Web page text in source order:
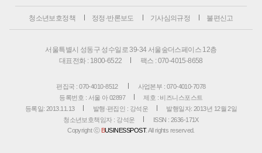
청소년보호정책 정정·반론보도 기사심의규정 불편신고
서울특별시 성동구 성수일로 39-34 서울숲더스페이스 12층
대표전화 : 1800-6522
팩스 : 070-4015-8658
편집국 : 070-4010-8512
사업본부 : 070-4010-7078
등록번호 : 서울 아 02897
제호 : 비즈니스포스트
등록일: 2013.11.13
발행·편집인 : 강석운
발행일자: 2013년 12월 2일
청소년보호책임자 : 강석운
ISSN : 2636-171X
Copyright ⓒ BUSINESSPOST. All rights reserved.